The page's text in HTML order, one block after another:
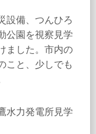
設備、つんひろ
公園を視察見学
ました。市内の
こと、少しでも
水力発電所見学